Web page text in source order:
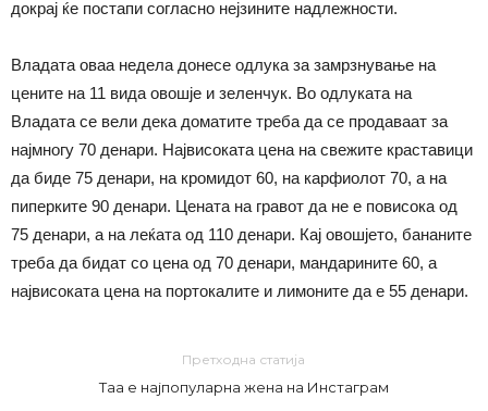
докрај ќе постапи согласно нејзините надлежности.
Владата оваа недела донесе одлука за замрзнување на
цените на 11 вида овошје и зеленчук. Во одлуката на
Владата се вели дека доматите треба да се продаваат за
најмногу 70 денари. Највисоката цена на свежите краставици
да биде 75 денари, на кромидот 60, на карфиолот 70, а на
пиперките 90 денари. Цената на гравот да не е повисока од
75 денари, а на леќата од 110 денари. Кај овошјето, бананите
треба да бидат со цена од 70 денари, мандарините 60, а
највисоката цена на портокалите и лимоните да е 55 денари.
Претходна статија
Таа е најпопуларна жена на Инстаграм